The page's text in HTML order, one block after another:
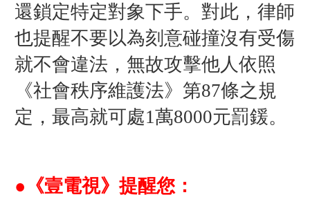
還鎖定特定對象下手。對此，律師
也提醒不要以為刻意碰撞沒有受傷
就不會違法，無故攻擊他人依照
《社會秩序維護法》第87條之規
定， 最高就可處1萬8000元罰鍰。
●《壹電視》提醒您：